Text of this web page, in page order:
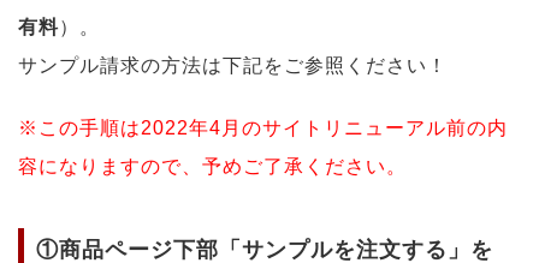
有料）。
サンプル請求の方法は下記をご参照ください！
※この手順は2022年4月のサイトリニューアル前の内
容になりますので、予めご了承ください。
①商品ページ下部「サンプルを注文する」を